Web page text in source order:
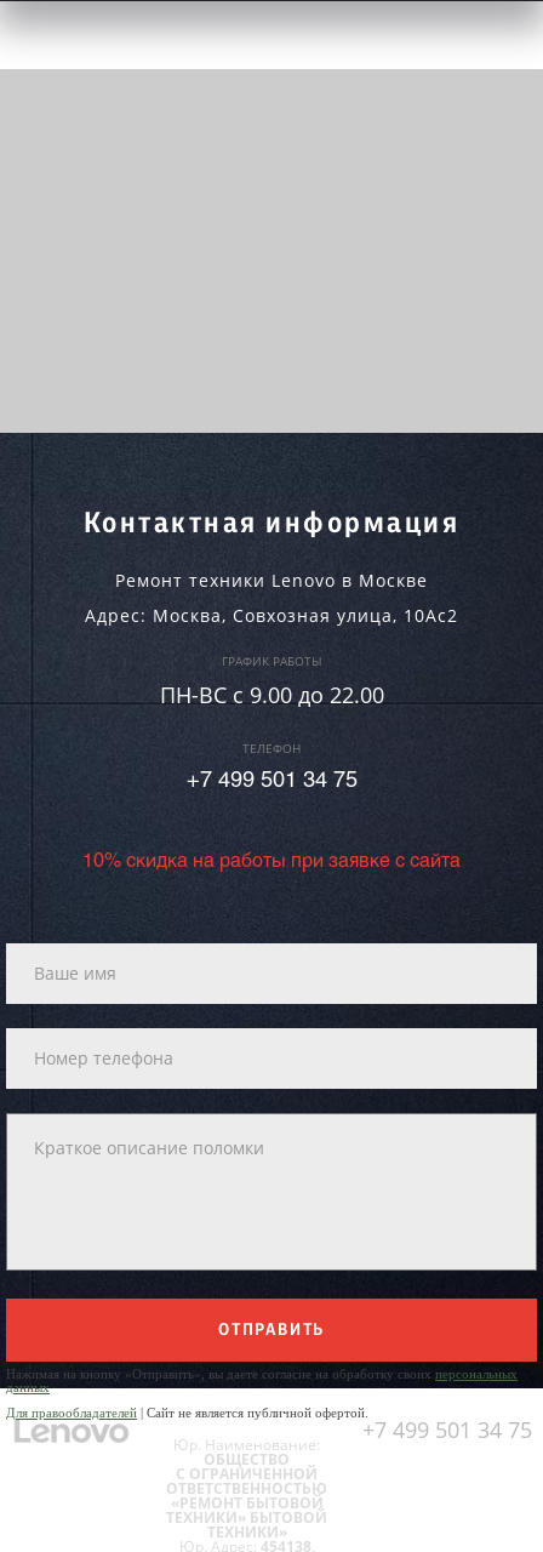
Контактная информация
Ремонт техники Lenovo в Москве
Адрес: Москва, Совхозная улица, 10Ас2
ГРАФИК РАБОТЫ
ПН-ВC c 9.00 до 22.00
ТЕЛЕФОН
+7 499 501 34 75
10% скидка на работы при заявке с сайта
ОТПРАВИТЬ
Нажимая на кнопку «Отправить», вы даете согласие на обработку своих персональных
данных
Для правообладателей | Сайт не является публичной офертой.
+7 499 501 34 75
Юр. Наименование:
ОБЩЕСТВО
С ОГРАНИЧЕННОЙ
ОТВЕТСТВЕННОСТЬЮ
«РЕМОНТ БЫТОВОЙ
ТЕХНИКИ» БЫТОВОЙ
ТЕХНИКИ»
Юр. Адрес: 454138,